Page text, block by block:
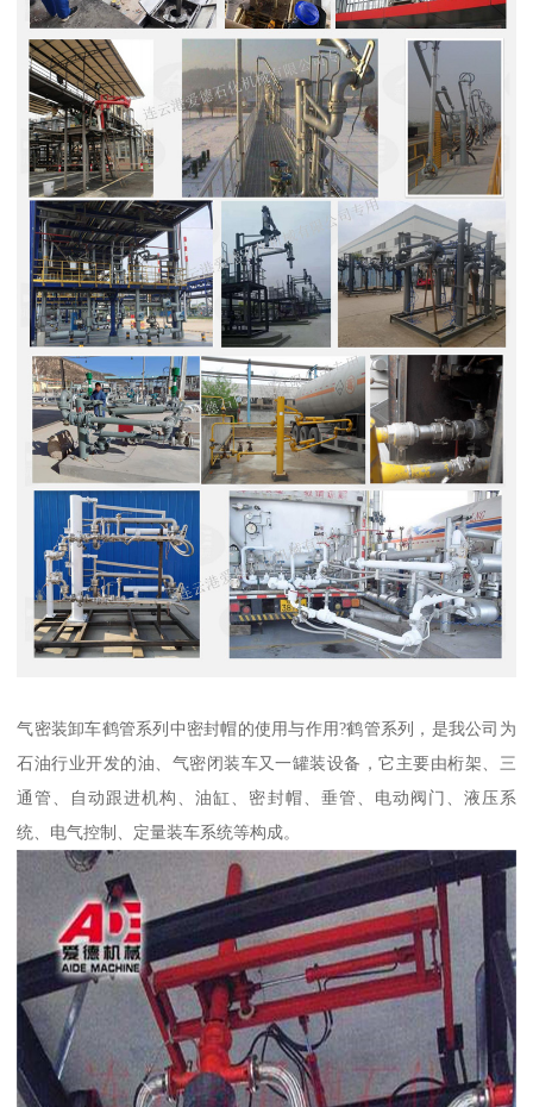
气密装卸车鹤管系列中密封帽的使用与作用?鹤管系列，是我公司为
石油行业开发的油、气密闭装车又一罐装设备，它主要由桁架、三
通管、自动跟进机构、油缸、密封帽、垂管、电动阀门、液压系
统、电气控制、定量装车系统等构成。